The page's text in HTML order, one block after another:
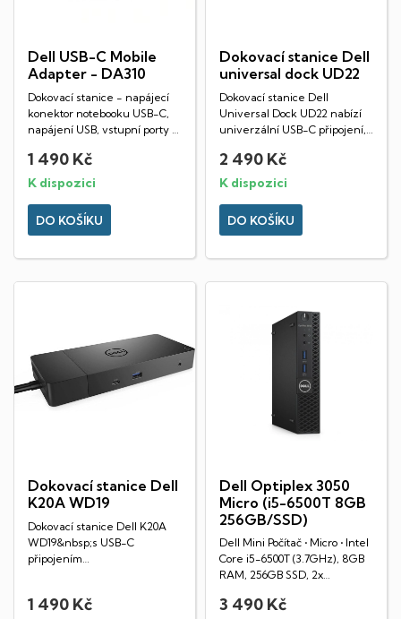
Dell USB-C Mobile
Adapter - DA310
Dokovací stanice - napájecí
konektor notebooku USB-C,
napájení USB, vstupní porty 1×
1 490 Kč
K dispozici
DO KOŠÍKU
Dokovací stanice Dell
universal dock UD22
Dokovací stanice Dell
Universal Dock UD22 nabízí
univerzální USB-C připojení,
2 490 Kč
K dispozici
DO KOŠÍKU
Dokovací stanice Dell
K20A WD19
Dokovací stanice Dell K20A
WD19&nbsp;s USB-C
připojením
1 490 Kč
Dell Optiplex 3050
Micro (i5-6500T 8GB
256GB/SSD)
Dell Mini Počítač • Micro • Intel
Core i5-6500T (3.7GHz), 8GB
RAM, 256GB SSD, 2x
3 490 Kč